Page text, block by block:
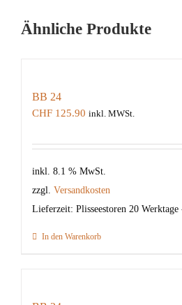
Ähnliche Produkte
BB 24
CHF 125.90 inkl. MWSt.
inkl. 8.1 % MwSt.
zzgl. Versandkosten
Lieferzeit: Plisseestoren 20
In den Warenkorb